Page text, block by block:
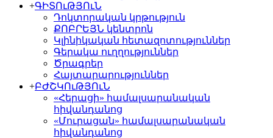
+ԳԻՏՈւԹՅՈւՆ
Դոկտորական կրթություն
ՔՈԲՐԵՅՆ կենտրոն
Կլինիկական հետազոտություններ
Գերակա ուղղություններ
Ծրագրեր
Հայտարարություններ
+ԲԺՇԿՈւԹՅՈւՆ
«Հերացի» համալսարանական
հիվանդանոց
«Մուրացան» համալսարանական
հիվանդանոց